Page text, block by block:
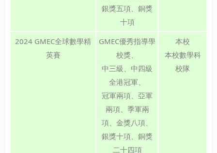
銀獎五項、銅獎
十項
2024 GMEC全球數學精
英賽
GMEC優秀指導學
校獎、
中三級、中四級
全港冠軍、
冠軍兩項、亞軍
兩項、季軍兩
項、金獎八項、
銀獎十項、銅獎
二十四項
本校
本校數學科
校隊